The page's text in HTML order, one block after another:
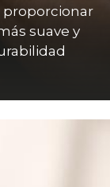
proporcionar
suave y